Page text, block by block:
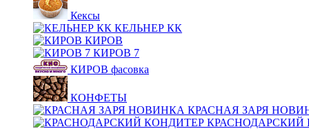
Кексы
КЕЛЬНЕР КК
КИРОВ
КИРОВ 7
КИРОВ фасовка
КОНФЕТЫ
КРАСНАЯ ЗАРЯ
КРАСНОДАРСКИЙ